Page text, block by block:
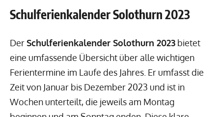
Schulferienkalender Solothurn 2023
Der Schulferienkalender Solothurn 2023 bietet
eine umfassende Übersicht über alle wichtigen
Ferientermine im Laufe des Jahres. Er umfasst die
Zeit von Januar bis Dezember 2023 und ist in
Wochen unterteilt, die jeweils am Montag